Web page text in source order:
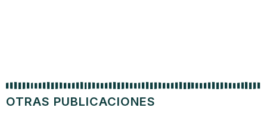
OTRAS PUBLICACIONES